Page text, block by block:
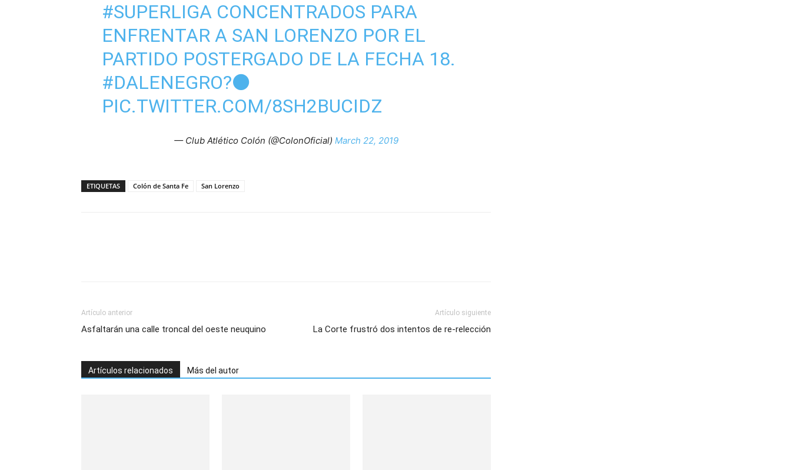
#SUPERLIGACONCENTRADOS PARA
ENFRENTAR A SAN LORENZO POR EL
PARTIDO POSTERGADO DE LA FECHA 18.
#DALENEGRO?⚫
PIC.TWITTER.COM/8SH2BUCIDZ
— Club Atlético Colón (@ColonOficial) March 22, 2019
ETIQUETAS Colón de Santa Fe San Lorenzo
Artículo anterior
Asfaltarán una calle troncal del oeste neuquino
Artículo siguiente
La Corte frustró dos intentos de re-relección
Artículos relacionados Más del autor